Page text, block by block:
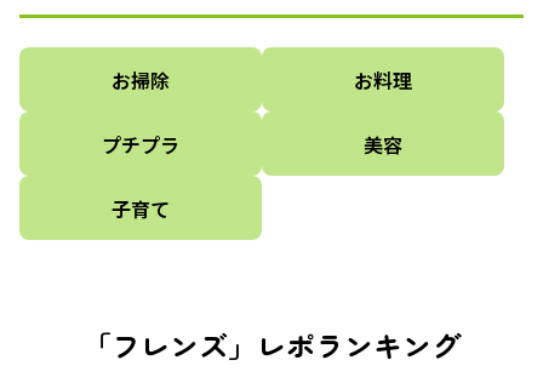
お掃除 お料理
プチプラ 美容
子育て
「フレンズ」レポランキング